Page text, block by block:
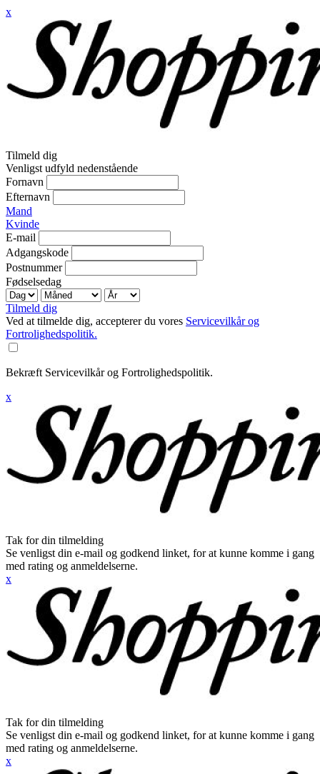
x
Tilmeld dig
Venligst udfyld nedenstående
Fornavn
Efternavn
Mand
Kvinde
E-mail
Adgangskode
Postnummer
Fødselsedag
Tilmeld dig
Ved at tilmelde dig, accepterer du vores Servicevilkår og
Fortrolighedspolitik.
Bekræft Servicevilkår og Fortrolighedspolitik.
x
Tak for din tilmelding
Se venligst din e-mail og godkend linket, for at kunne komme i gang
med rating og anmeldelserne.
x
Tak for din tilmelding
Se venligst din e-mail og godkend linket, for at kunne komme i gang
med rating og anmeldelserne.
x